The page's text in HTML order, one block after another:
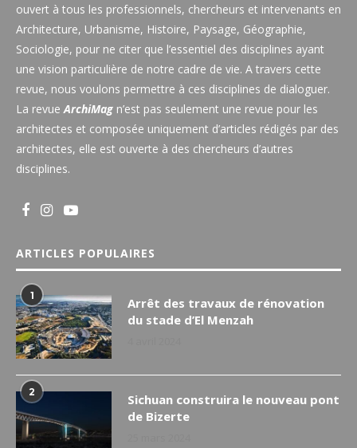
ouvert à tous les professionnels, chercheurs et intervenants en
Architecture, Urbanisme, Histoire, Paysage, Géographie,
Sociologie, pour ne citer que l’essentiel des disciplines ayant
une vision particulière de notre cadre de vie. A travers cette
revue, nous voulons permettre à ces disciplines de dialoguer.
La revue ArchiMag n’est pas seulement une revue pour les
architectes et composée uniquement d’articles rédigés par des
architectes, elle est ouverte à des chercheurs d’autres
disciplines.
ARTICLES POPULAIRES
1
Arrêt des travaux de rénovation
du stade d’El Menzah
2
Sichuan construira le nouveau pont
de Bizerte